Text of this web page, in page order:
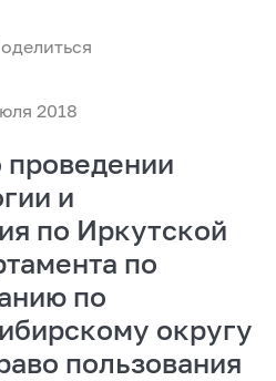
2018
и
по Иркутской
по
по
округу
пользования